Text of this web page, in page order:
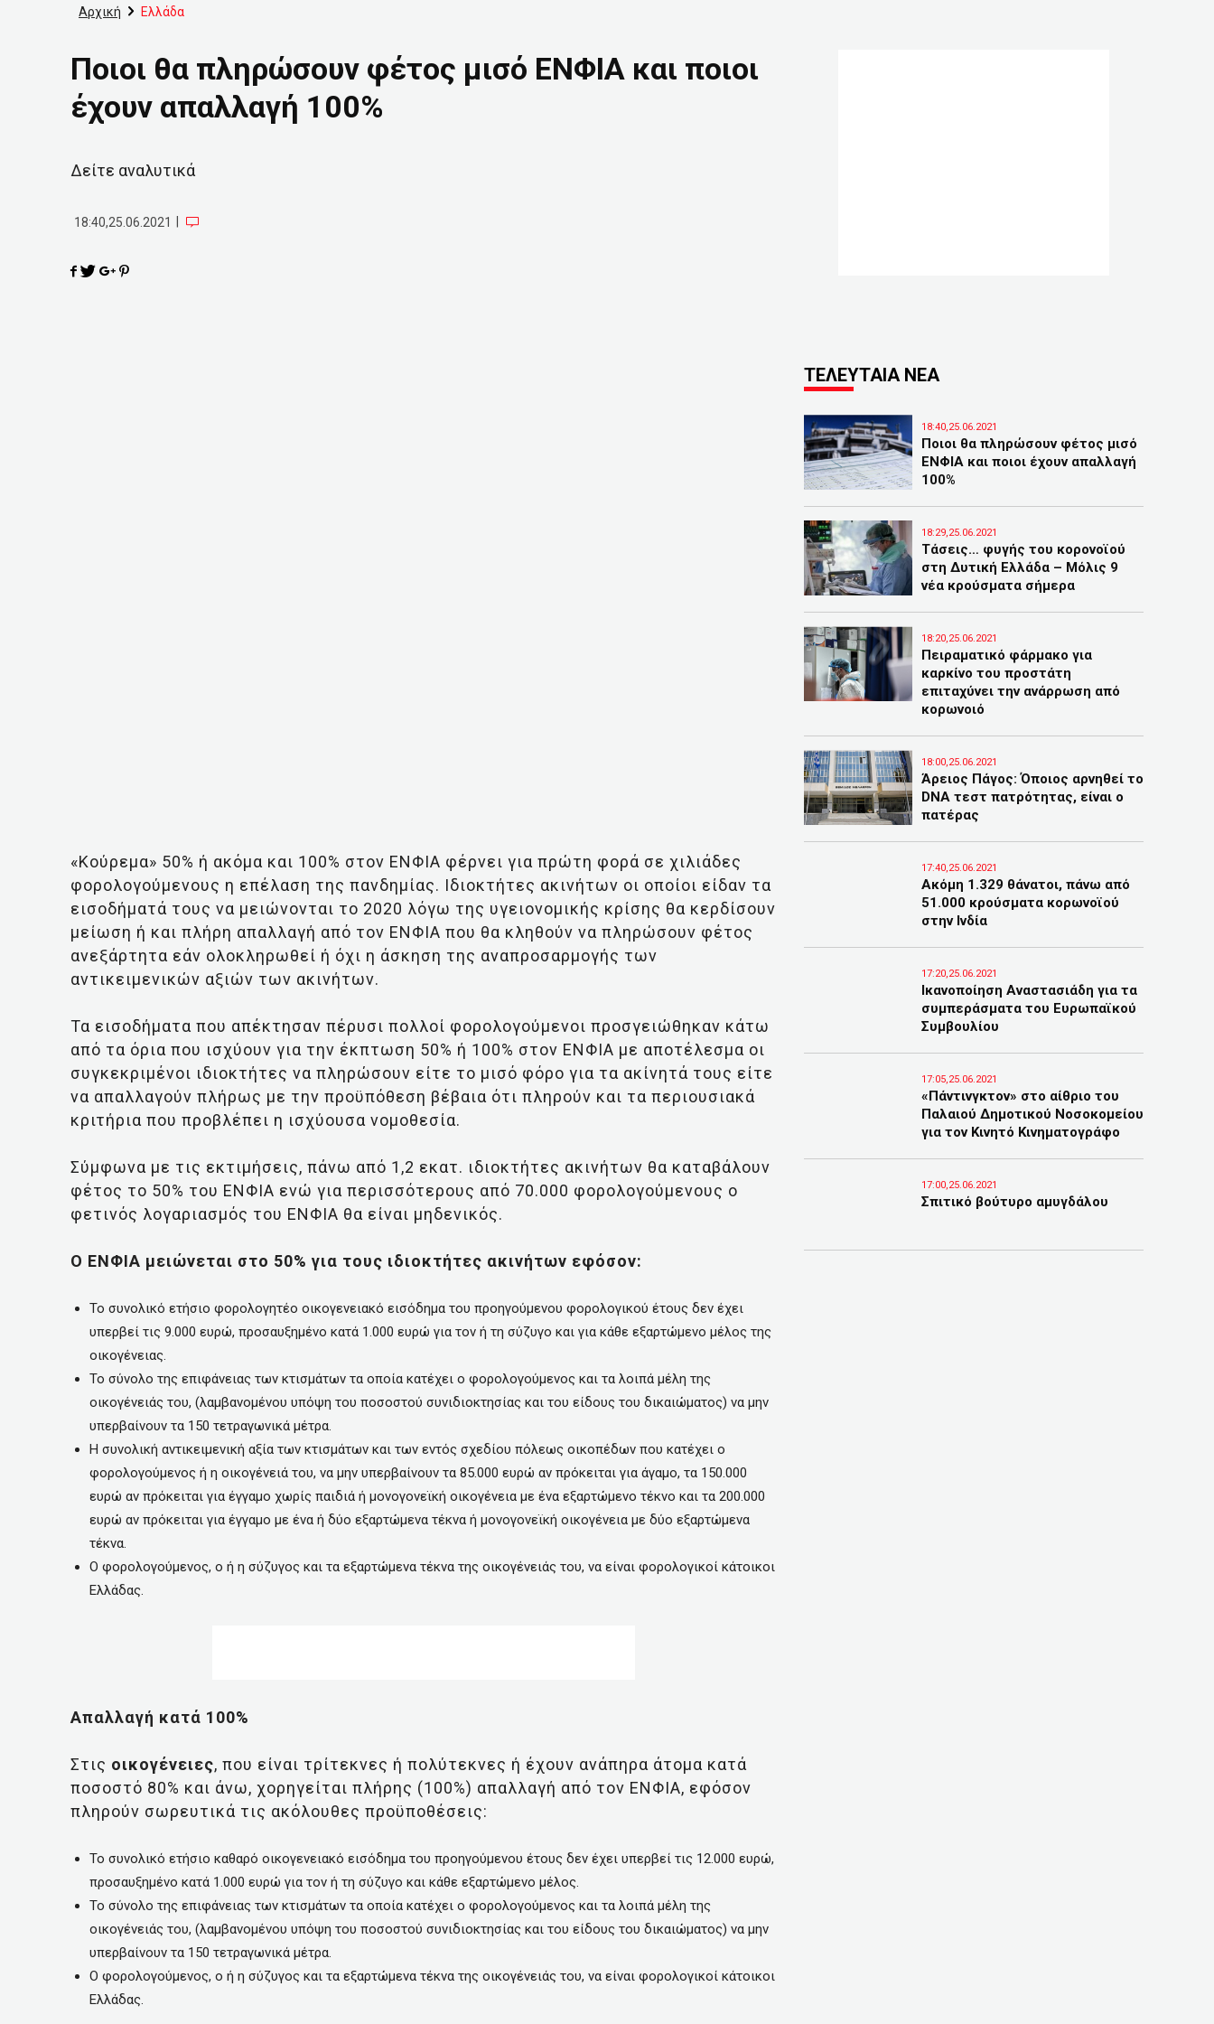
Αρχική Ελλάδα
Ποιοι θα πληρώσουν φέτος μισό ΕΝΦΙΑ και ποιοι
έχουν απαλλαγή 100%
Δείτε αναλυτικά
18:40,25.06.2021
«Κούρεμα» 50% ή ακόμα και 100% στον ΕΝΦΙΑ φέρνει για πρώτη φορά σε χιλιάδες
φορολογούμενους η επέλαση της πανδημίας. Ιδιοκτήτες ακινήτων οι οποίοι είδαν τα
εισοδήματά τους να μειώνονται το 2020 λόγω της υγειονομικής κρίσης θα κερδίσουν
μείωση ή και πλήρη απαλλαγή από τον ΕΝΦΙΑ που θα κληθούν να πληρώσουν φέτος
ανεξάρτητα εάν ολοκληρωθεί ή όχι η άσκηση της αναπροσαρμογής των
αντικειμενικών αξιών των ακινήτων.
Τα εισοδήματα που απέκτησαν πέρυσι πολλοί φορολογούμενοι προσγειώθηκαν κάτω
από τα όρια που ισχύουν για την έκπτωση 50% ή 100% στον ΕΝΦΙΑ με αποτέλεσμα οι
συγκεκριμένοι ιδιοκτήτες να πληρώσουν είτε το μισό φόρο για τα ακίνητά τους είτε
να απαλλαγούν πλήρως με την προϋπόθεση βέβαια ότι πληρούν και τα περιουσιακά
κριτήρια που προβλέπει η ισχύουσα νομοθεσία.
Σύμφωνα με τις εκτιμήσεις, πάνω από 1,2 εκατ. ιδιοκτήτες ακινήτων θα καταβάλουν
φέτος το 50% του ΕΝΦΙΑ ενώ για περισσότερους από 70.000 φορολογούμενους ο
φετινός λογαριασμός του ΕΝΦΙΑ θα είναι μηδενικός.
Ο ΕΝΦΙΑ μειώνεται στο 50% για τους ιδιοκτήτες ακινήτων εφόσον:
Το συνολικό ετήσιο φορολογητέο οικογενειακό εισόδημα του προηγούμενου φορολογικού έτους δεν έχει
υπερβεί τις 9.000 ευρώ, προσαυξημένο κατά 1.000 ευρώ για τον ή τη σύζυγο και για κάθε εξαρτώμενο μέλος της
οικογένειας.
Το σύνολο της επιφάνειας των κτισμάτων τα οποία κατέχει ο φορολογούμενος και τα λοιπά μέλη της
οικογένειάς του, (λαμβανομένου υπόψη του ποσοστού συνιδιοκτησίας και του είδους του δικαιώματος) να μην
υπερβαίνουν τα 150 τετραγωνικά μέτρα.
Η συνολική αντικειμενική αξία των κτισμάτων και των εντός σχεδίου πόλεως οικοπέδων που κατέχει ο
φορολογούμενος ή η οικογένειά του, να μην υπερβαίνουν τα 85.000 ευρώ αν πρόκειται για άγαμο, τα 150.000
ευρώ αν πρόκειται για έγγαμο χωρίς παιδιά ή μονογονεϊκή οικογένεια με ένα εξαρτώμενο τέκνο και τα 200.000
ευρώ αν πρόκειται για έγγαμο με ένα ή δύο εξαρτώμενα τέκνα ή μονογονεϊκή οικογένεια με δύο εξαρτώμενα
τέκνα.
Ο φορολογούμενος, ο ή η σύζυγος και τα εξαρτώμενα τέκνα της οικογένειάς του, να είναι φορολογικοί κάτοικοι
Ελλάδας.
Απαλλαγή κατά 100%
Στις οικογένειες, που είναι τρίτεκνες ή πολύτεκνες ή έχουν ανάπηρα άτομα κατά
ποσοστό 80% και άνω, χορηγείται πλήρης (100%) απαλλαγή από τον ΕΝΦΙΑ, εφόσον
πληρούν σωρευτικά τις ακόλουθες προϋποθέσεις:
Το συνολικό ετήσιο καθαρό οικογενειακό εισόδημα του προηγούμενου έτους δεν έχει υπερβεί τις 12.000 ευρώ,
προσαυξημένο κατά 1.000 ευρώ για τον ή τη σύζυγο και κάθε εξαρτώμενο μέλος.
Το σύνολο της επιφάνειας των κτισμάτων τα οποία κατέχει ο φορολογούμενος και τα λοιπά μέλη της
οικογένειάς του, (λαμβανομένου υπόψη του ποσοστού συνιδιοκτησίας και του είδους του δικαιώματος) να μην
υπερβαίνουν τα 150 τετραγωνικά μέτρα.
Ο φορολογούμενος, ο ή η σύζυγος και τα εξαρτώμενα τέκνα της οικογένειάς του, να είναι φορολογικοί κάτοικοι
Ελλάδας.
ΤΕΛΕΥΤΑΙΑ ΝΕΑ
18:40,25.06.2021
Ποιοι θα πληρώσουν φέτος μισό
ΕΝΦΙΑ και ποιοι έχουν απαλλαγή
100%
18:29,25.06.2021
Τάσεις… φυγής του κορονοϊού
στη Δυτική Ελλάδα – Μόλις 9
νέα κρούσματα σήμερα
18:20,25.06.2021
Πειραματικό φάρμακο για
καρκίνο του προστάτη
επιταχύνει την ανάρρωση από
κορωνοιό
18:00,25.06.2021
Άρειος Πάγος: Όποιος αρνηθεί το
DNA τεστ πατρότητας, είναι ο
πατέρας
17:40,25.06.2021
Ακόμη 1.329 θάνατοι, πάνω από
51.000 κρούσματα κορωνοϊού
στην Ινδία
17:20,25.06.2021
Ικανοποίηση Αναστασιάδη για τα
συμπεράσματα του Ευρωπαϊκού
Συμβουλίου
17:05,25.06.2021
«Πάντινγκτον» στο αίθριο του
Παλαιού Δημοτικού Νοσοκομείου
για τον Κινητό Κινηματογράφο
17:00,25.06.2021
Σπιτικό βούτυρο αμυγδάλου